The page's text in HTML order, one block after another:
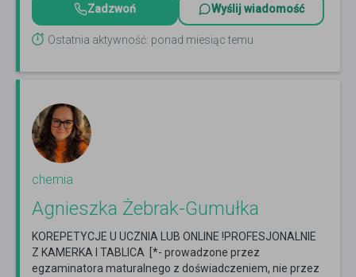
Zadzwoń Wyślij wiadomość
Ostatnia aktywność: ponad miesiąc temu
chemia
Agnieszka Żebrak-Gumułka
KOREPETYCJE U UCZNIA LUB ONLINE !PROFESJONALNIE
Z KAMERKA I TABLICA [*- prowadzone przez
egzaminatora maturalnego z doświadczeniem, nie przez